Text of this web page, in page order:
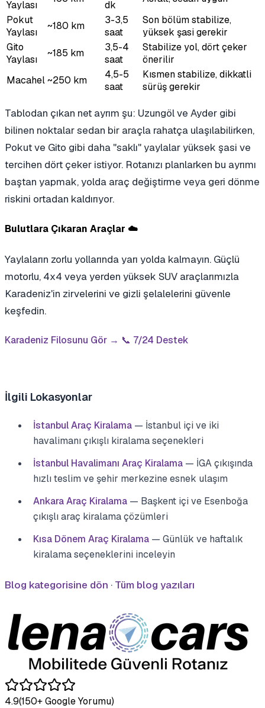
Yaylası dk
Pokut
Yaylası
~180 km
3-3,5
saat
Son bölüm stabilize,
yüksek şasi gerekir
Gito
Yaylası
~185 km
3,5-4
saat
Stabilize yol, dört çeker
önerilir
Macahel~250 km
4,5-5
saat
Kısmen stabilize, dikkatli
sürüş gerekir
Tablodan çıkan net ayrım şu: Uzungöl ve Ayder gibi
bilinen noktalar sedan bir araçla rahatça ulaşılabilirken,
Pokut ve Gito gibi daha "saklı" yaylalar yüksek şasi ve
tercihen dört çeker istiyor. Rotanızı planlarken bu ayrımı
baştan yapmak, yolda araç değiştirme veya geri dönme
riskini ortadan kaldırıyor.
Bulutlara Çıkaran Araçlar ☁️
Yaylaların zorlu yollarında yarı yolda kalmayın. Güçlü
motorlu, 4x4 veya yerden yüksek SUV araçlarımızla
Karadeniz'in zirvelerini ve gizli şelalelerini güvenle
keşfedin.
Karadeniz Filosunu Gör → 📞 7/24 Destek
İlgili Lokasyonlar
İstanbul Araç Kiralama — İstanbul içi ve iki
havalimanı çıkışlı kiralama seçenekleri
İstanbul Havalimanı Araç Kiralama — İGA çıkışında
hızlı teslim ve şehir merkezine esnek ulaşım
Ankara Araç Kiralama — Başkent içi ve Esenboğa
çıkışlı araç kiralama çözümleri
Kısa Dönem Araç Kiralama — Günlük ve haftalık
kiralama seçeneklerini inceleyin
Blog kategorisine dön · Tüm blog yazıları
4.9(150+ Google Yorumu)